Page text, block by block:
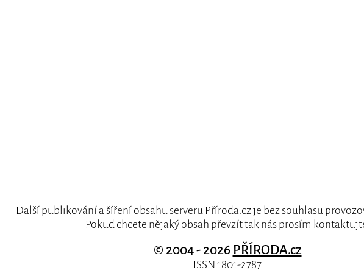
Další publikování a šíření obsahu serveru Příroda.cz je bez souhlasu
Pokud chcete nějaký obsah převzít tak nás prosím
© 2004 - 2026 PŘÍRODA.cz
ISSN 1801-2787